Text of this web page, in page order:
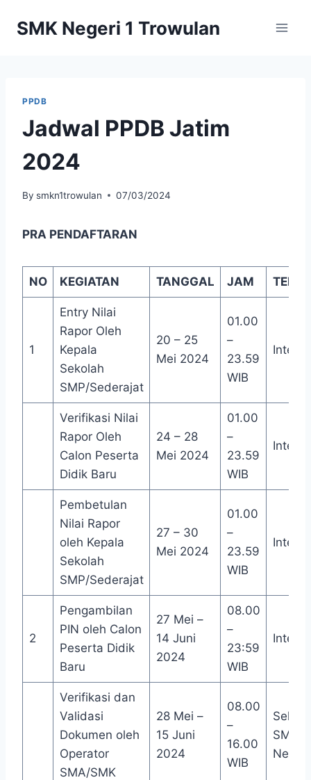
SMK Negeri 1 Trowulan
PPDB
Jadwal PPDB Jatim
2024
By smkn1trowulan 07/03/2024
PRA PENDAFTARAN
NO KEGIATAN TANGGAL JAM
1
Entry Nilai
Rapor Oleh
Kepala
Sekolah
SMP/Sederajat
20 – 25
Mei 2024
01.00
–
23.59
WIB
Verifikasi Nilai
Rapor Oleh
Calon Peserta
Didik Baru
24 – 28
Mei 2024
01.00
–
23.59
WIB
Pembetulan
Nilai Rapor
oleh Kepala
Sekolah
SMP/Sederajat
27 – 30
Mei 2024
01.00
–
23.59
WIB
2
Pengambilan
PIN oleh Calon
Peserta Didik
Baru
27 Mei –
14 Juni
2024
08.00
–
23:59
WIB
Verifikasi dan
Validasi
Dokumen oleh
Operator
SMA/SMK
28 Mei –
15 Juni
2024
08.00
–
16.00
WIB
SMA/
Negeri